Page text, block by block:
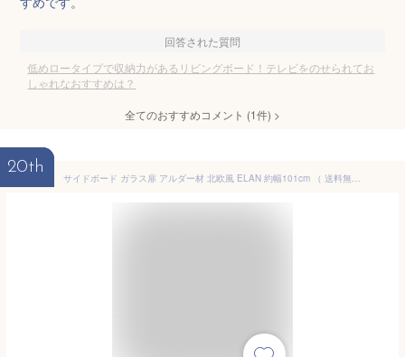
回答された質問
低めロータイプで収納力があるリビングボード！テレビをのせられてお
しゃれなおすすめは？
全てのおすすめコメント (1件) >
20th
サイドボード ガラス扉 アルダー材 北欧風 ELAN 約幅101cm （ 送料無料 リビングボード 収納棚 キャビネット 完成品 ディスプレイラック 収納 収納家具 おしゃれ 北欧 木製 天然木 無垢 アルダー 幅100 一人暮らし ）